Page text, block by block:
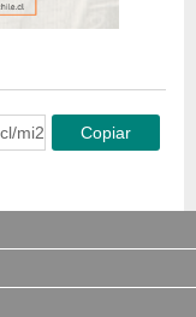
mi240485Copiar